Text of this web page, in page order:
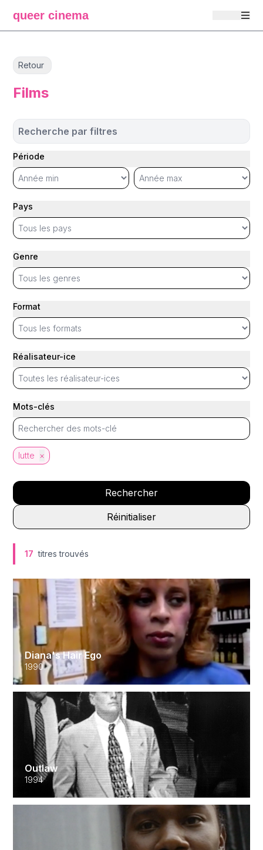
queer cinema
Retour
Films
Recherche par filtres
Période
Pays
Genre
Format
Réalisateur-ice
Mots-clés
lutte ×
Rechercher
Réinitialiser
17 titres trouvés
Diana's Hair Ego
1990
Outlaw
1994